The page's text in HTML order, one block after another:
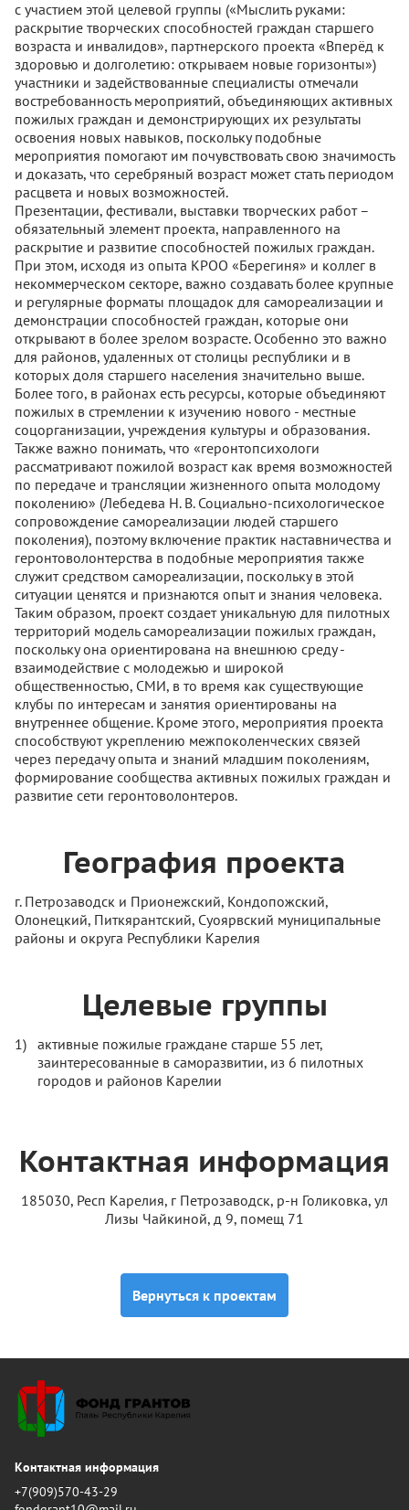
с участием этой целевой группы («Мыслить руками:
раскрытие творческих способностей граждан старшего
возраста и инвалидов», партнерского проекта «Вперёд к
здоровью и долголетию: открываем новые горизонты»)
участники и задействованные специалисты отмечали
востребованность мероприятий, объединяющих активных
пожилых граждан и демонстрирующих их результаты
освоения новых навыков, поскольку подобные
мероприятия помогают им почувствовать свою значимость
и доказать, что серебряный возраст может стать периодом
расцвета и новых возможностей.
Презентации, фестивали, выставки творческих работ –
обязательный элемент проекта, направленного на
раскрытие и развитие способностей пожилых граждан.
При этом, исходя из опыта КРОО «Берегиня» и коллег в
некоммерческом секторе, важно создавать более крупные
и регулярные форматы площадок для самореализации и
демонстрации способностей граждан, которые они
открывают в более зрелом возрасте. Особенно это важно
для районов, удаленных от столицы республики и в
которых доля старшего населения значительно выше.
Более того, в районах есть ресурсы, которые объединяют
пожилых в стремлении к изучению нового - местные
соцорганизации, учреждения культуры и образования.
Также важно понимать, что «геронтопсихологи
рассматривают пожилой возраст как время возможностей
по передаче и трансляции жизненного опыта молодому
поколению» (Лебедева Н. В. Социально-психологическое
сопровождение самореализации людей старшего
поколения), поэтому включение практик наставничества и
геронтоволонтерства в подобные мероприятия также
служит средством самореализации, поскольку в этой
ситуации ценятся и признаются опыт и знания человека.
Таким образом, проект создает уникальную для пилотных
территорий модель самореализации пожилых граждан,
поскольку она ориентирована на внешнюю среду -
взаимодействие с молодежью и широкой
общественностью, СМИ, в то время как существующие
клубы по интересам и занятия ориентированы на
внутреннее общение. Кроме этого, мероприятия проекта
способствуют укреплению межпоколенческих связей
через передачу опыта и знаний младшим поколениям,
формирование сообщества активных пожилых граждан и
развитие сети геронтоволонтеров.
География проекта
г. Петрозаводск и Прионежский, Кондопожский,
Олонецкий, Питкярантский, Суоярвский муниципальные
районы и округа Республики Карелия
Целевые группы
активные пожилые граждане старше 55 лет,
заинтересованные в саморазвитии, из 6 пилотных
городов и районов Карелии
Контактная информация
185030, Респ Карелия, г Петрозаводск, р-н Голиковка, ул
Лизы Чайкиной, д 9, помещ 71
Вернуться к проектам
Контактная информация
+7(909)570-43-29